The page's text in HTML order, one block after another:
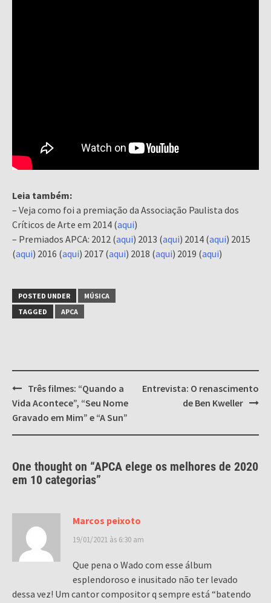
Leia também:
– Veja como foi a premiação da Associação Paulista dos
Críticos de Arte em 2014 (aqui)
– Premiados APCA: 2012 (aqui) 2013 (aqui) 2014 (aqui) 2015
(aqui) 2016 (aqui) 2017 (aqui) 2018 (aqui) 2019 (aqui)
POSTED UNDER
MÚSICA
TAGGED
APCA
Post
navigation
Três filmes: “Quando a
Vida Acontece”, “Seu Nome
Gravado em Mim” e “A Sun”
Entrevista: O renascimento
de Ben Kweller
One thought on “APCA elege os melhores de 2020
em 10 categorias”
Marcos peixoto
19/01/2021 às 6:30 am
Que pena o Wado com esse álbum
esplendoroso e inusitado não ter levado
dessa vez! Um cantor compositor q sempre está “batendo